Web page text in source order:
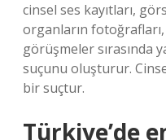
cinsel ses kayıtları,
organların
görüşmeler sırasında
suçunu oluşturur.
bir suçtur.
Türkiye’de